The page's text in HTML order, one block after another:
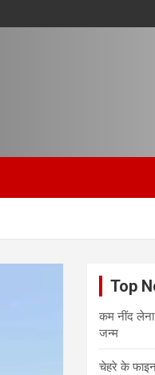
Top
कम नींद लेना
जन्म
चेहरे के